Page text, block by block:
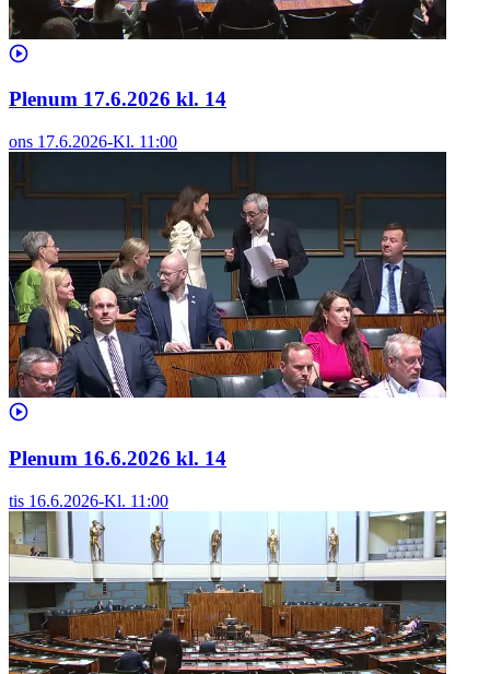
Plenum 17.6.2026 kl. 14
ons 17.6.2026-Kl. 11:00
Plenum 16.6.2026 kl. 14
tis 16.6.2026-Kl. 11:00